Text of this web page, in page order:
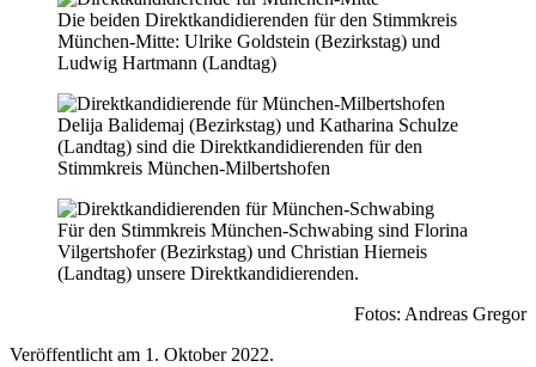
Die beiden Direktkandidierenden für den Stimmkreis
München-Mitte: Ulrike Goldstein (Bezirkstag) und
Ludwig Hartmann (Landtag)
Delija Balidemaj (Bezirkstag) und Katharina Schulze
(Landtag) sind die Direktkandidierenden für den
Stimmkreis München-Milbertshofen
Für den Stimmkreis München-Schwabing sind Florina
Vilgertshofer (Bezirkstag) und Christian Hierneis
(Landtag) unsere Direktkandidierenden.
Fotos: Andreas Gregor
Veröffentlicht am 1. Oktober 2022.